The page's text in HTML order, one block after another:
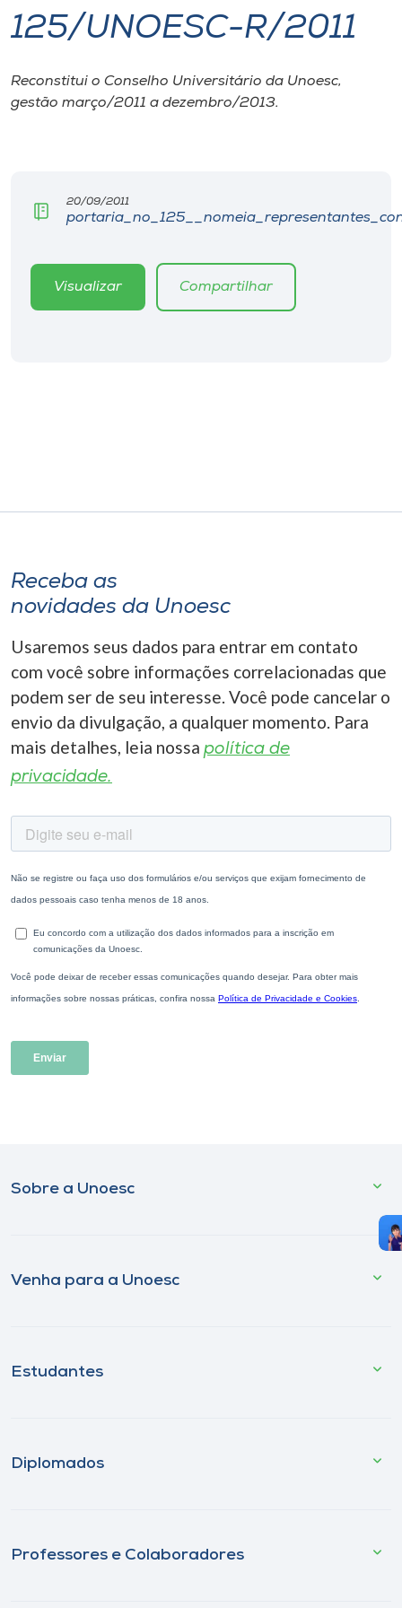
I.nova
Diplomados
CPA
Editora
Selecione
o idioma
125/UNOESC-R/2011
Reconstitui o Conselho Universitário da Unoesc,
gestão março/2011 a dezembro/2013.
20/09/2011
Visualizar Compartilhar
Receba as
novidades da Unoesc
Usaremos seus dados para entrar em contato
com você sobre informações correlacionadas que
podem ser de seu interesse. Você pode cancelar o
envio da divulgação, a qualquer momento. Para
mais detalhes, leia nossa política de
privacidade.
Sobre a Unoesc
Venha para a Unoesc
Estudantes
Diplomados
Professores e Colaboradores